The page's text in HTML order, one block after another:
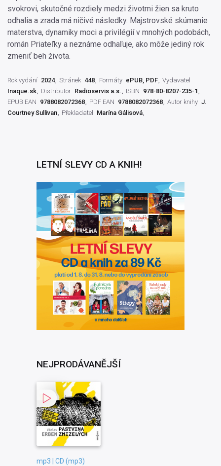
svokrovi, skutočné rozdiely medzi životmi žien sa kruto
odhalia a zrada má ničivé následky. Majstrovské skúmanie
materstva, dynamiky moci a privilégií v mnohých podobách,
román Priateľky a neznáme odhaľuje, ako môže jediný rok
zmeniť beh života.
Rok vydání 2024 Stránek 448 Formáty ePUB, PDF Vydavatel
Inaque.sk
Distributor Radioservis a.s. ISBN 978-80-8207-235-1
EPUB EAN 9788082072368 PDF EAN 9788082072368 Autor knihy J.
Courtney Sullivan
Překladatel Marína Gálisová
LETNÍ SLEVY CD A KNIH!
NEJPRODÁVANĚJŠÍ
mp3 | CD (mp3)